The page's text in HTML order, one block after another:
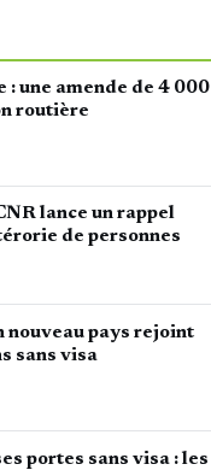
une amende de 4 000
routière
lance un rappel
de personnes
nouveau pays rejoint
sans visa
portes sans visa : les